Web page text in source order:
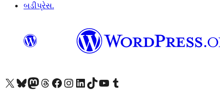
બડીપ્રેસ.
અમારા X (અગાઉ ટ્વિટર) એકાઉન્ટની મુલાકાત લોઅમારા Bluesky એકાઉન્ટની મુલાકાત લોઅમારા માસ્ટોડોન એકાઉન્ટની મુલાકાત લોઅમારા Threads એકાઉન્ટની મુલાકાત લો અમારા ફેસબુક પેજની મુલાકાત લોઅમારા ઇન્સ્ટાગ્રામ એકાઉન્ટની મુલાકાત લો અમારા LinkedIn એકાઉન્ટની મુલાકાત લોઅમારા TikTok એકાઉન્ટની મુલાકાત લોઅમારી YouTube ચેનલની મુલાકાત લો અમારા Tumblr એકાઉન્ટની મુલાકાત લો